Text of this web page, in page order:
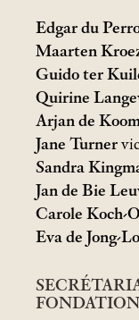
Edgar du
Maarten
Guido ter
Quirine
Arjan de
Jane Turner
Sandra
Jan de Bie
Carole Koch-
Eva de Jong-